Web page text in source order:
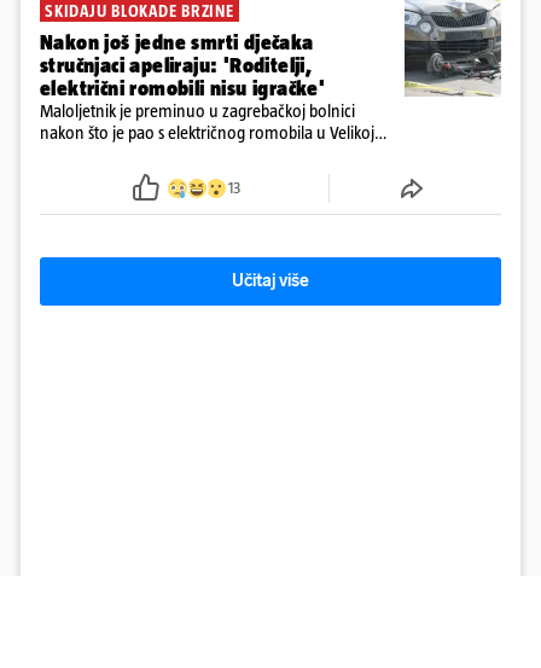
SKIDAJU BLOKADE BRZINE
Nakon još jedne smrti dječaka
stručnjaci apeliraju: 'Roditelji,
električni romobili nisu igračke'
Maloljetnik je preminuo u zagrebačkoj bolnici
nakon što je pao s električnog romobila u Velikoj
13
Učitaj više